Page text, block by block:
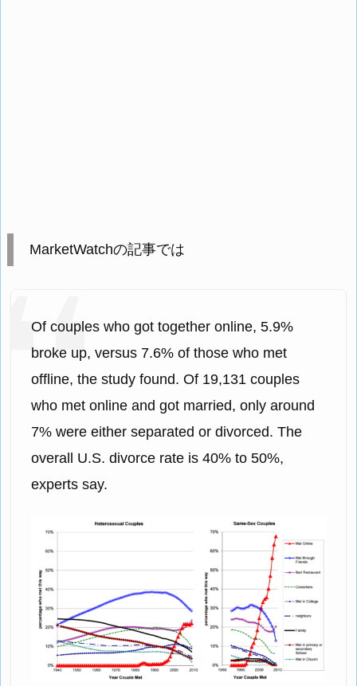
MarketWatchの記事では
Of couples who got together online, 5.9%
broke up, versus 7.6% of those who met
offline, the study found. Of 19,131 couples
who met online and got married, only around
7% were either separated or divorced. The
overall U.S. divorce rate is 40% to 50%,
experts say.